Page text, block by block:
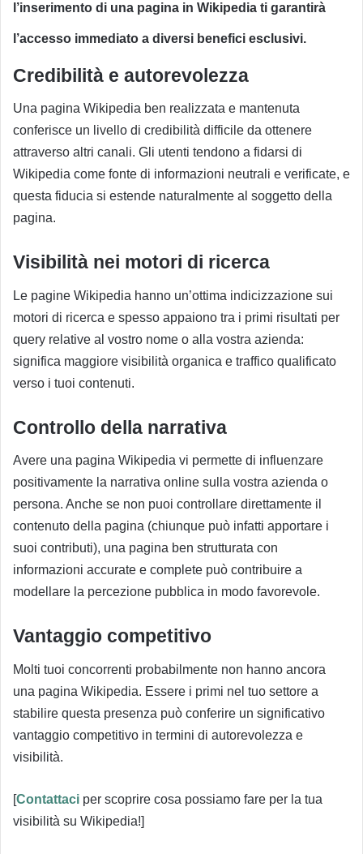
l’inserimento di una pagina in Wikipedia ti garantirà
l’accesso immediato a diversi benefici esclusivi.
Credibilità e autorevolezza
Una pagina Wikipedia ben realizzata e mantenuta
conferisce un livello di credibilità difficile da ottenere
attraverso altri canali. Gli utenti tendono a fidarsi di
Wikipedia come fonte di informazioni neutrali e verificate, e
questa fiducia si estende naturalmente al soggetto della
pagina.
Visibilità nei motori di ricerca
Le pagine Wikipedia hanno un’ottima indicizzazione sui
motori di ricerca e spesso appaiono tra i primi risultati per
query relative al vostro nome o alla vostra azienda:
significa maggiore visibilità organica e traffico qualificato
verso i tuoi contenuti.
Controllo della narrativa
Avere una pagina Wikipedia vi permette di influenzare
positivamente la narrativa online sulla vostra azienda o
persona. Anche se non puoi controllare direttamente il
contenuto della pagina (chiunque può infatti apportare i
suoi contributi), una pagina ben strutturata con
informazioni accurate e complete può contribuire a
modellare la percezione pubblica in modo favorevole.
Vantaggio competitivo
Molti tuoi concorrenti probabilmente non hanno ancora
una pagina Wikipedia. Essere i primi nel tuo settore a
stabilire questa presenza può conferire un significativo
vantaggio competitivo in termini di autorevolezza e
visibilità.
[Contattaci per scoprire cosa possiamo fare per la tua
visibilità su Wikipedia!]